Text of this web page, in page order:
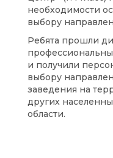
необходимости
выбору
Ребята прошли
и получили
выбору
заведения на
других
области.